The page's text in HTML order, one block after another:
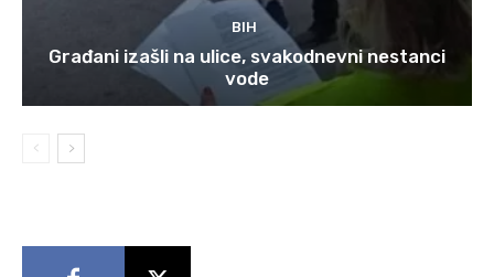
BIH
Građani izašli na ulice, svakodnevni nestanci
vode